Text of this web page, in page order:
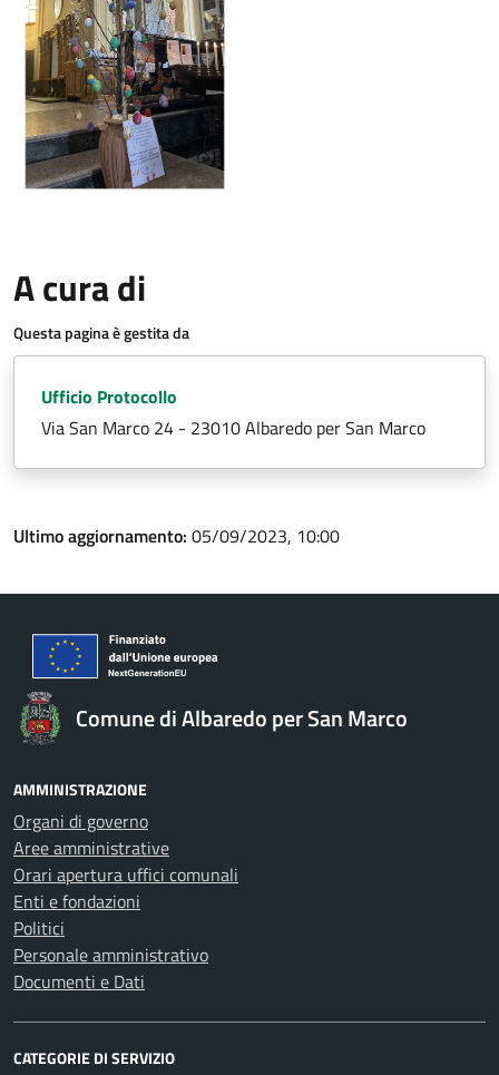
A cura di
Questa pagina è gestita da
Ufficio Protocollo
Via San Marco 24 - 23010 Albaredo per San Marco
Ultimo aggiornamento: 05/09/2023, 10:00
Comune di Albaredo per San Marco
AMMINISTRAZIONE
Organi di governo
Aree amministrative
Orari apertura uffici comunali
Enti e fondazioni
Politici
Personale amministrativo
Documenti e Dati
CATEGORIE DI SERVIZIO